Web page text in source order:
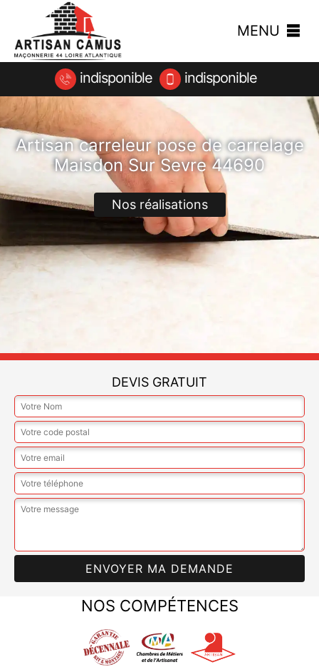
MENU
indisponible indisponible
Artisan carreleur pose de carrelage
Maisdon Sur Sevre 44690
Nos réalisations
DEVIS GRATUIT
NOS COMPÉTENCES